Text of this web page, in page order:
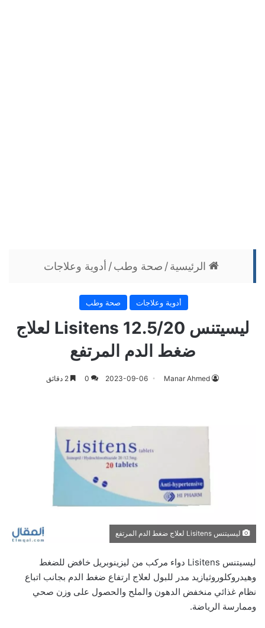
الرئيسية / صحة وطب / أدوية وعلاجات
أدوية وعلاجات صحة وطب
ليسيتنس 12.5/20 Lisitens لعلاج
ضغط الدم المرتفع
Manar Ahmed
2023-09-06
0
ليسيتنس Lisitens لعلاج ضغط الدم المرتفع
ليسيتنس Lisitens دواء مركب من ليزينوبريل خافض للضغط
وهيدروكلوروثيازيد مدر للبول لعلاج ارتفاع ضغط الدم بجانب اتباع
نظام غذائي منخفض الدهون والملح والحصول على وزن صحي
وممارسة الرياضة.